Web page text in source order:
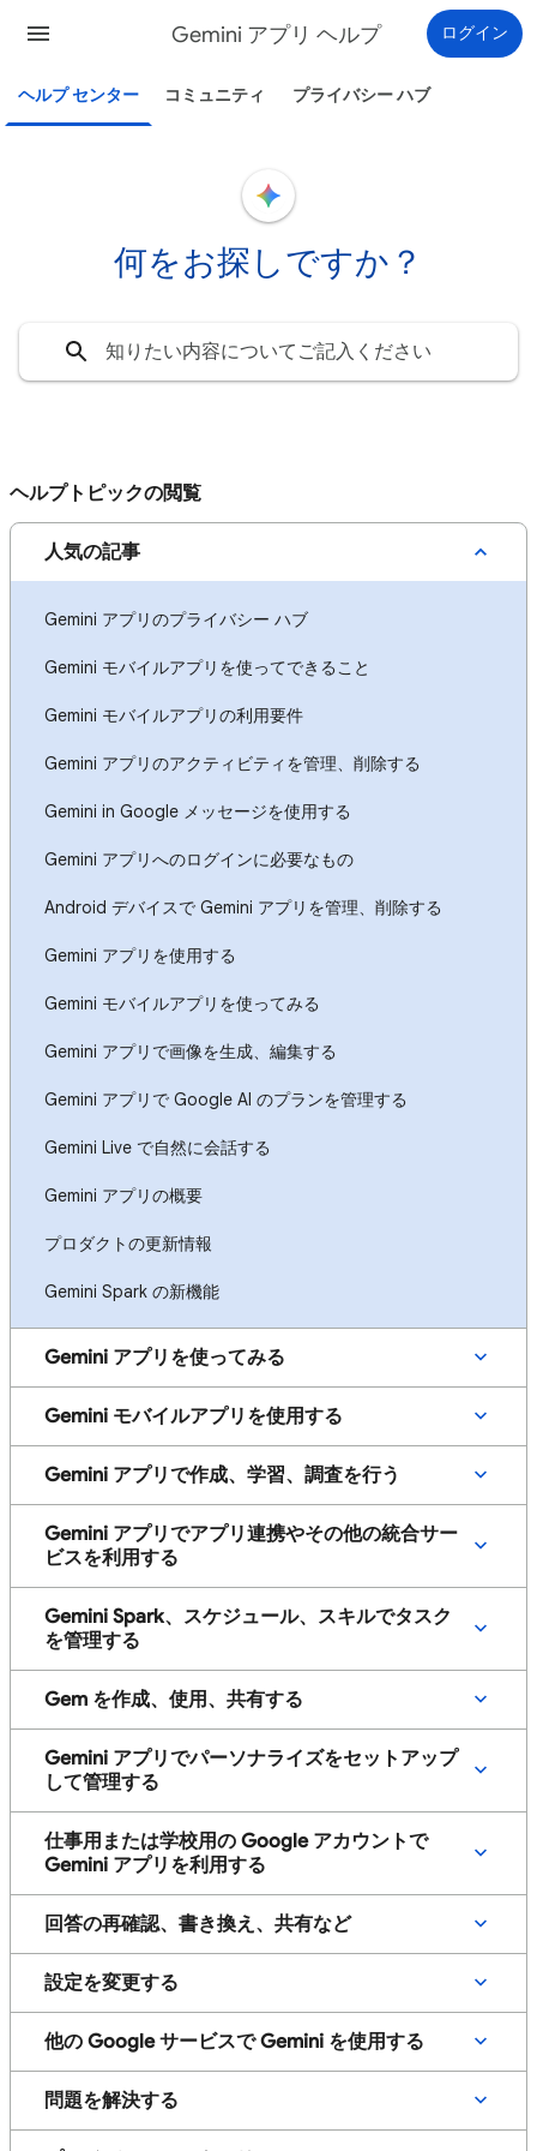
Gemini アプリ ヘルプ ログイン
ヘルプ センター コミュニティ プライバシー ハブ
何をお探しですか？
ヘルプトピックの閲覧
人気の記事
Gemini アプリのプライバシー ハブ
Gemini モバイルアプリを使ってできること
Gemini モバイルアプリの利用要件
Gemini アプリのアクティビティを管理、削除する
Gemini in Google メッセージを使用する
Gemini アプリへのログインに必要なもの
Android デバイスで Gemini アプリを管理、削除する
Gemini アプリを使用する
Gemini モバイルアプリを使ってみる
Gemini アプリで画像を生成、編集する
Gemini アプリで Google AI のプランを管理する
Gemini Live で自然に会話する
Gemini アプリの概要
プロダクトの更新情報
Gemini Spark の新機能
Gemini アプリを使ってみる
Gemini モバイルアプリを使用する
Gemini アプリで作成、学習、調査を行う
Gemini アプリでアプリ連携やその他の統合サー
ビスを利用する
Gemini Spark、スケジュール、スキルでタスク
を管理する
Gem を作成、使用、共有する
Gemini アプリでパーソナライズをセットアップ
して管理する
仕事用または学校用の Google アカウントで
Gemini アプリを利用する
回答の再確認、書き換え、共有など
設定を変更する
他の Google サービスで Gemini を使用する
問題を解決する